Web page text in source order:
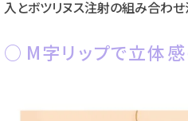
入とボツリヌス注射の組み合わせ
M字リップで立体